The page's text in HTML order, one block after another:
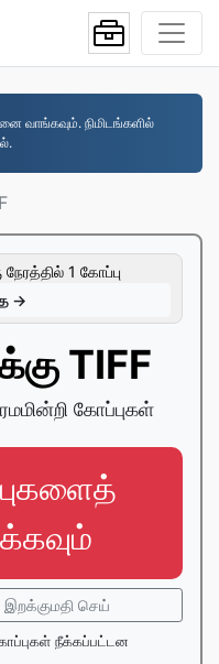
வாங்கவும். நிமிடங்களில்
1 கோப்பு
→
TIFF
கோப்புகள்
இறக்குமதி செய்
நீக்கப்பட்டன